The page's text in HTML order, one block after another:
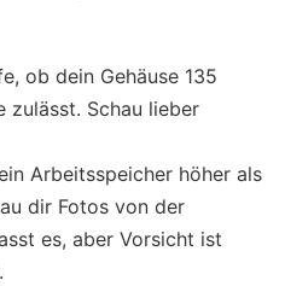
ob dein Gehäuse 135
zulässt. Schau lieber
Arbeitsspeicher höher als
dir Fotos von der
es, aber Vorsicht ist